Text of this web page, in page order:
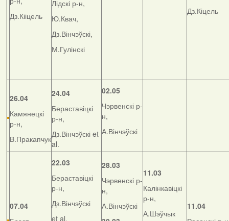
Дз.Кііцель
Лідскі р-н,
Ю.Квач,
Дз.Вінчэўскі,
М.Гулінскі
Дз.Кіцель
26.04
Камянецкі
р-н,
В.Пракапчук
24.04
Бераставіцкі
р-н,
Дз.Вінчэўскі et
al.
02.05
Чэрвенскі р-
н,
А.Вінчэўскі
07.04
22.03
Бераставіцкі
р-н,
Дз.Вінчэўскі
et al.
28.03
Чэрвенскі р-
н,
А.Вінчэўскі
11.03
Калінкавіцкі
р-н,
А.Шэўчык
11.04